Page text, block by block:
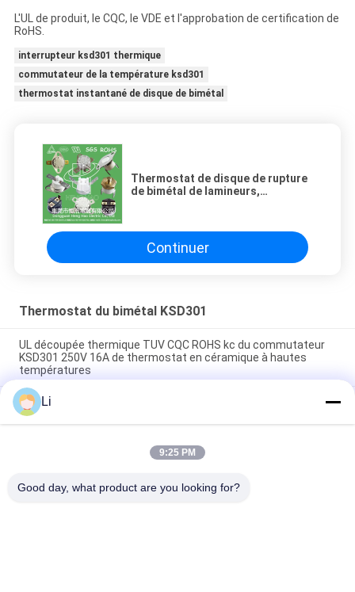
L'UL de produit, le CQC, le VDE et l'approbation de certification de
RoHS.
interrupteur ksd301 thermique
commutateur de la température ksd301
thermostat instantané de disque de bimétal
Thermostat de disque de rupture
de bimétal de lamineurs,
KSD301
Continuer
Thermostat du bimétal KSD301
UL découpée thermique TUV CQC ROHS kc du commutateur
KSD301 250V 16A de thermostat en céramique à hautes
températures
Thermostats instantanés d'action de disque bimétallique,
commutateur de commande limité de basse température
H31 250V 10 13C
Le type instantané puissance bimétallique d'action à C.A.
Li
9:25 PM
Good day, what product are you looking for?